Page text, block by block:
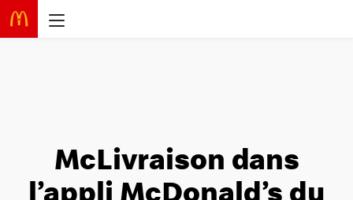
McLivraison dans
l’appli McDonald’s du